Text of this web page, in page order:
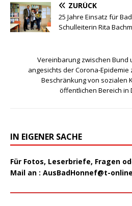
ZURÜCK
25 Jahre Einsatz für
Schulleiterin Rita
Vereinbarung zwischen Bund
angesichts der Corona-Epidemie
Beschränkung von sozialen
öffentlichen Bereich in
IN EIGENER SACHE
Für Fotos, Leserbriefe, Fragen
Mail an : AusBadHonnef@t-